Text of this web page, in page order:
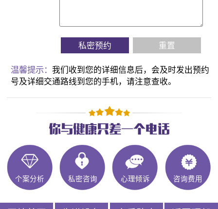
私密预约 重置
温馨提示：我们收到您的详细信息后，会及时发出预约
号及详细交通路线到您的手机，请注意查收。
个案分析 私密咨询 心理倾诉 咨询费用